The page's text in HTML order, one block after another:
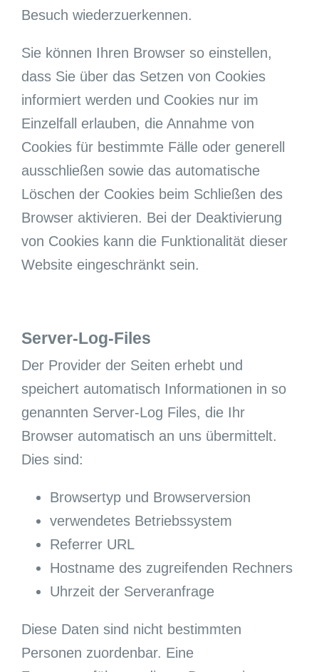
Besuch wiederzuerkennen.
Sie können Ihren Browser so einstellen,
dass Sie über das Setzen von Cookies
informiert werden und Cookies nur im
Einzelfall erlauben, die Annahme von
Cookies für bestimmte Fälle oder generell
ausschließen sowie das automatische
Löschen der Cookies beim Schließen des
Browser aktivieren. Bei der Deaktivierung
von Cookies kann die Funktionalität dieser
Website eingeschränkt sein.
Server-Log-Files
Der Provider der Seiten erhebt und
speichert automatisch Informationen in so
genannten Server-Log Files, die Ihr
Browser automatisch an uns übermittelt.
Dies sind:
Browsertyp und Browserversion
verwendetes Betriebssystem
Referrer URL
Hostname des zugreifenden Rechners
Uhrzeit der Serveranfrage
Diese Daten sind nicht bestimmten
Personen zuordenbar. Eine